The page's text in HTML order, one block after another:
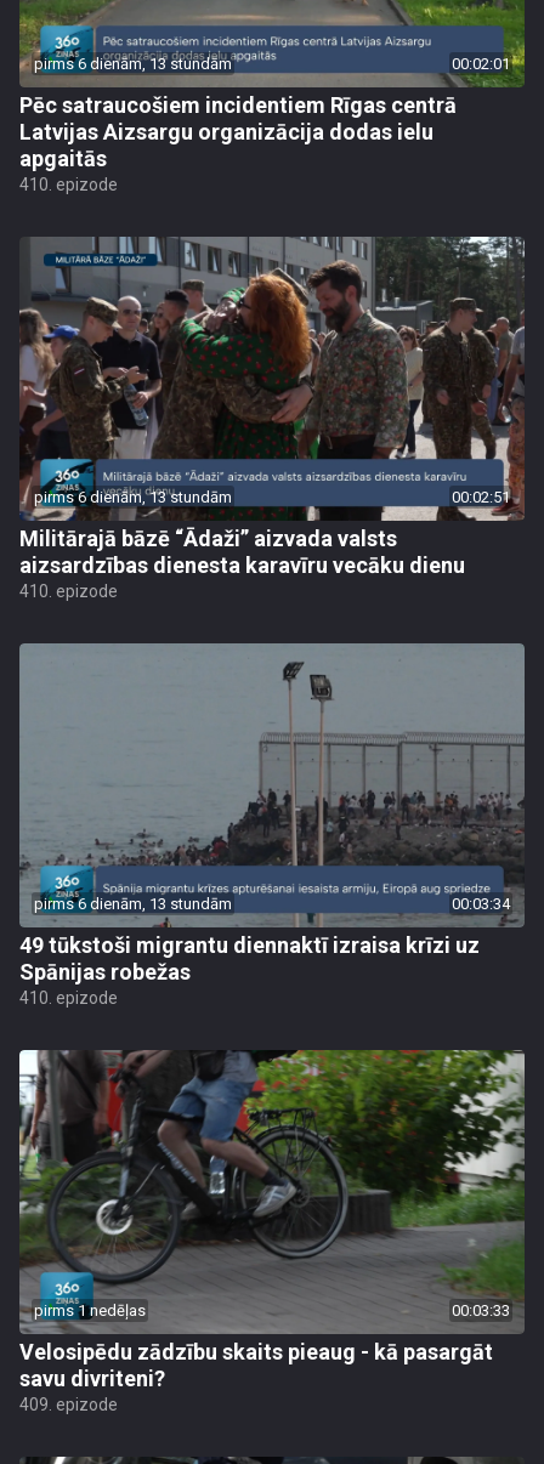
pirms 6 dienām, 13 stundām 00:02:01
Pēc satraucošiem incidentiem Rīgas centrā
Latvijas Aizsargu organizācija dodas ielu
apgaitās
410. epizode
pirms 6 dienām, 13 stundām 00:02:51
Militārajā bāzē “Ādaži” aizvada valsts
aizsardzības dienesta karavīru vecāku dienu
410. epizode
pirms 6 dienām, 13 stundām 00:03:34
49 tūkstoši migrantu diennaktī izraisa krīzi uz
Spānijas robežas
410. epizode
pirms 1 nedēļas 00:03:33
Velosipēdu zādzību skaits pieaug - kā pasargāt
savu divriteni?
409. epizode